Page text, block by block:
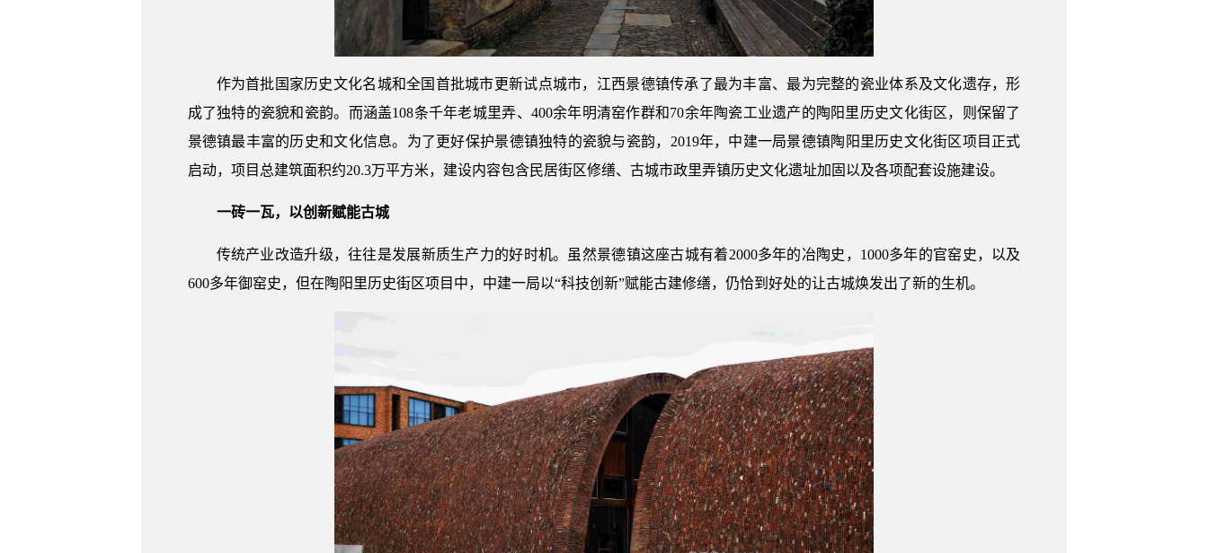
作为首批国家历史文化名城和全国首批城市更新试点城市，江西景德镇传承了最为丰富、最为完整的瓷业体系及文化遗存，形
成了独特的瓷貌和瓷韵。而涵盖108条千年老城里弄、400余年明清窑作群和70余年陶瓷工业遗产的陶阳里历史文化街区，则保留了
景德镇最丰富的历史和文化信息。为了更好保护景德镇独特的瓷貌与瓷韵，2019年，中建一局景德镇陶阳里历史文化街区项目正式
启动，项目总建筑面积约20.3万平方米，建设内容包含民居街区修缮、古城市政里弄镇历史文化遗址加固以及各项配套设施建设。
一砖一瓦，以创新赋能古城
传统产业改造升级，往往是发展新质生产力的好时机。虽然景德镇这座古城有着2000多年的冶陶史，1000多年的官窑史，以及
600多年御窑史，但在陶阳里历史街区项目中，中建一局以“科技创新”赋能古建修缮，仍恰到好处的让古城焕发出了新的生机。